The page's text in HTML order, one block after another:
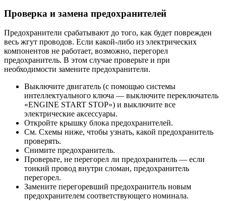
Проверка и замена предохранителей
Предохранители срабатывают до того, как будет поврежден
весь жгут проводов. Если какой-либо из электрических
компонентов не работает, возможно, перегорел
предохранитель. В этом случае проверьте и при
необходимости замените предохранители.
Выключите двигатель (с помощью системы
интеллектуального ключа — выключите переключатель
«ENGINE START STOP») и выключите все
электрические аксессуары.
Откройте крышку блока предохранителей.
См. Схемы ниже, чтобы узнать, какой предохранитель
проверять.
Снимите предохранитель.
Проверьте, не перегорел ли предохранитель — если
тонкий провод внутри сломан, предохранитель
перегорел.
Замените перегоревший предохранитель новым
предохранителем соответствующего номинала.